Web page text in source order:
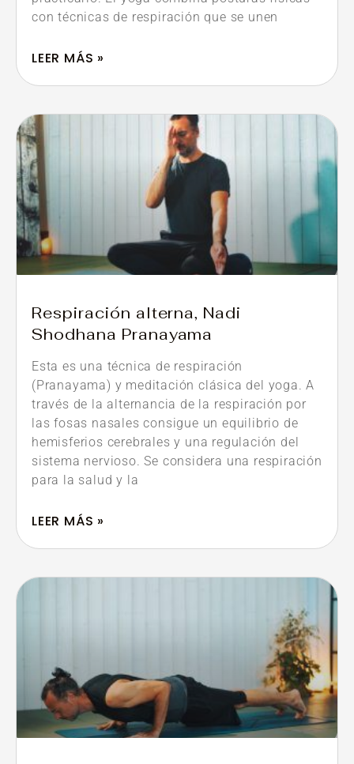
con técnicas de respiración que se unen
LEER MÁS »
Respiración alterna, Nadi
Shodhana Pranayama
Esta es una técnica de respiración
(Pranayama) y meditación clásica del yoga. A
través de la alternancia de la respiración por
las fosas nasales consigue un equilibrio de
hemisferios cerebrales y una regulación del
sistema nervioso. Se considera una respiración
para la salud y la
LEER MÁS »